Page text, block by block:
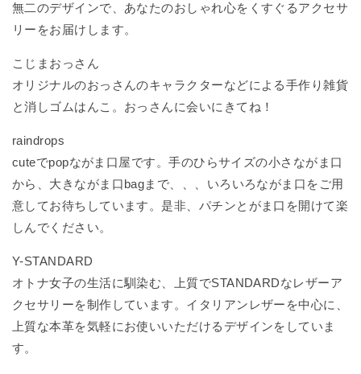
無二のデザインで、あなたのおしゃれ心をくすぐるアクセサ
リーをお届けします。
こじまおっさん
オリジナルのおっさんのキャラクターなどによる手作り雑貨
と消しゴムはんこ。おっさんに会いにきてね！
raindrops
cuteでpopながま口屋です。手のひらサイズの小さながま口
から、大きながま口bagまで、、、いろいろながま口をご用
意してお待ちしています。是非、パチンとがま口を開けて楽
しんでください。
Y-STANDARD
オトナ女子の生活に馴染む、上質でSTANDARDなレザーア
クセサリーを制作しています。イタリアンレザーを中心に、
上質な本革を気軽にお使いいただけるデザインをしていま
す。